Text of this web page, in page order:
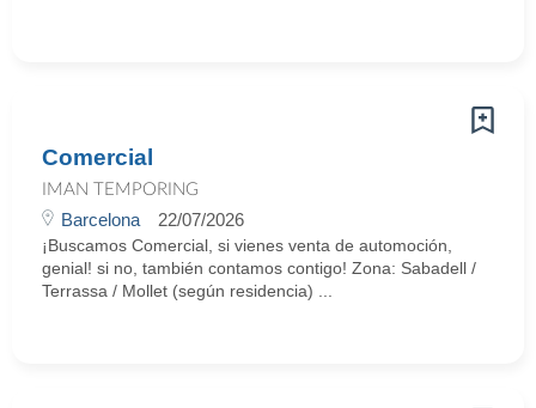
Comercial
IMAN TEMPORING
Barcelona 22/07/2026
¡Buscamos Comercial, si vienes venta de automoción,
genial! si no, también contamos contigo! Zona: Sabadell /
Terrassa / Mollet (según residencia) ...